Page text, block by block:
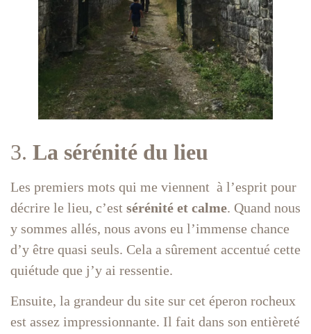
3. La sérénité du lieu
Les premiers mots qui me viennent à l’esprit pour
décrire le lieu, c’est sérénité et calme. Quand nous
y sommes allés, nous avons eu l’immense chance
d’y être quasi seuls. Cela a sûrement accentué cette
quiétude que j’y ai ressentie.
Ensuite, la grandeur du site sur cet éperon rocheux
est assez impressionnante. Il fait dans son entièreté